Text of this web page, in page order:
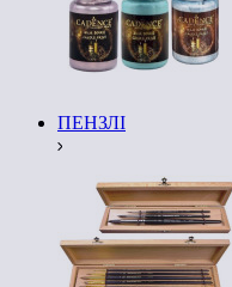
ПЕНЗЛІ